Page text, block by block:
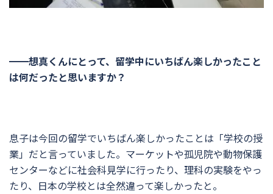
━━想真くんにとって、留学中にいちばん楽しかったこと
は何だったと思いますか？
息子は今回の留学でいちばん楽しかったことは「学校の授
業」だと言っていました。マーケットや孤児院や動物保護
センターなどに社会科見学に行ったり、理科の実験をやっ
たり、日本の学校とは全然違って楽しかったと。